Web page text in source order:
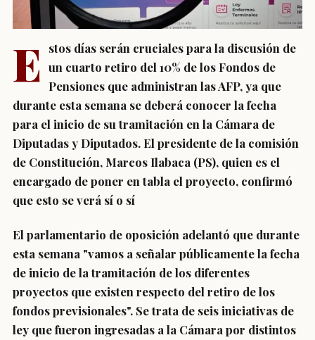
E stos días serán cruciales para la discusión de
un cuarto retiro del 10% de los Fondos de
Pensiones que administran las AFP, ya que
durante esta semana se deberá conocer la fecha
para el inicio de su tramitación en la Cámara de
Diputadas y Diputados. El presidente de la comisión
de Constitución, Marcos Ilabaca (PS), quien es el
encargado de poner en tabla el proyecto, confirmó
que esto se verá sí o sí
El parlamentario de oposición adelantó que durante
esta semana "vamos a señalar públicamente la fecha
de inicio de la tramitación de los diferentes
proyectos que existen respecto del retiro de los
fondos previsionales". Se trata de seis iniciativas de
ley que fueron ingresadas a la Cámara por distintos